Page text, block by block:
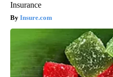
Insurance
Insure.com